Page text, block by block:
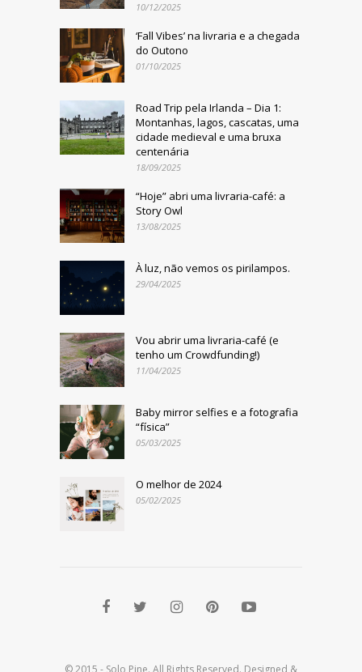
10/12/2025
‘Fall Vibes’ na livraria e a chegada
do Outono
01/10/2025
Road Trip pela Irlanda – Dia 1:
Montanhas, lagos, cascatas, uma
cidade medieval e uma bruxa
centenária
18/09/2025
“Hoje” abri uma livraria-café: a
Story Owl
13/08/2025
À luz, não vemos os pirilampos.
29/04/2025
Vou abrir uma livraria-café (e
tenho um Crowdfunding!)
11/04/2025
Baby mirror selfies e a fotografia
“física”
05/03/2025
O melhor de 2024
05/02/2025
© 2015 - Solo Pine. All Rights Reserved. Designed &